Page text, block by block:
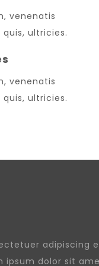
venenatis
ultricies.
venenatis
ultricies.
adipiscing
ipsum dolor sit